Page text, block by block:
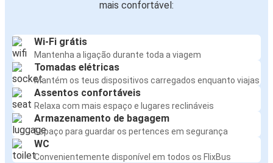
mais confortável:
Wi-Fi grátis
Mantenha a ligação durante toda a viagem
Tomadas elétricas
Mantém os teus dispositivos carregados enquanto viajas
Assentos confortáveis
Relaxa com mais espaço e lugares reclináveis
Armazenamento de bagagem
Espaço para guardar os pertences em segurança
WC
Convenientemente disponível em todos os FlixBus